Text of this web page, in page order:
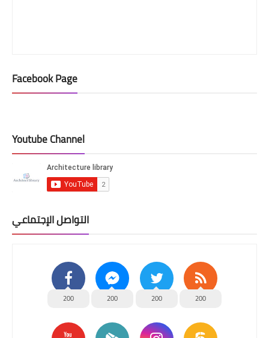
Facebook Page
Youtube Channel
التواصل الإجتماعي
200 200 200 200